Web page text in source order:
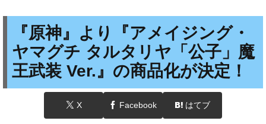
『原神』より『アメイジング・
ヤマグチ タルタリヤ「公子」魔
王武装 Ver.』の商品化が決定！
X Facebook はてブ